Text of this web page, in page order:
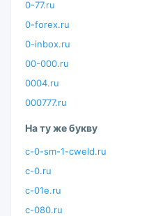
0-77.ru
0-forex.ru
0-inbox.ru
00-000.ru
0004.ru
000777.ru
На ту же букву
c-0-sm-1-cweld.ru
c-0.ru
c-01e.ru
c-080.ru